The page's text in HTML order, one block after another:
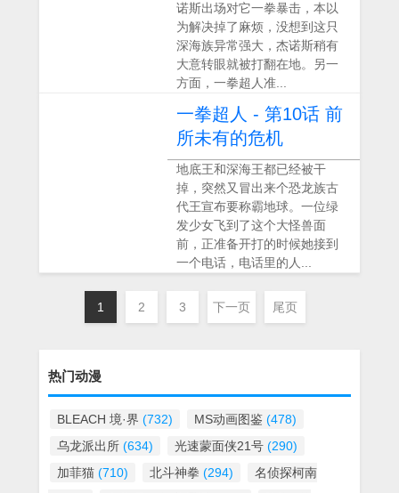
诺斯出场对它一拳暴击，本以
为解决掉了麻烦，没想到这只
深海族异常强大，杰诺斯稍有
大意转眼就被打翻在地。另一
方面，一拳超人准...
一拳超人 - 第10话 前
所未有的危机
地底王和深海王都已经被干
掉，突然又冒出来个恐龙族古
代王宣布要称霸地球。一位绿
发少女飞到了这个大怪兽面
前，正准备开打的时候她接到
一个电话，电话里的人...
1 2 3 下一页 尾页
热门动漫
BLEACH 境·界 (732) MS动画图鉴 (478)
乌龙派出所 (634) 光速蒙面侠21号 (290)
加菲猫 (710) 北斗神拳 (294)
名侦探柯南